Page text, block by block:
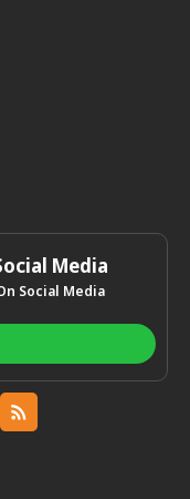
Media
Social Media